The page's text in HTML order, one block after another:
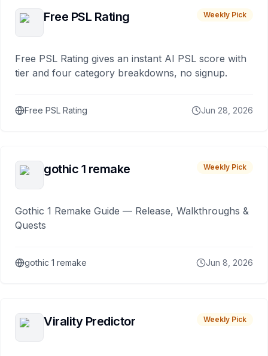
Free PSL Rating Weekly Pick
Free PSL Rating gives an instant AI PSL score with
tier and four category breakdowns, no signup.
Free PSL Rating Jun 28, 2026
gothic 1 remake Weekly Pick
Gothic 1 Remake Guide — Release, Walkthroughs &
Quests
gothic 1 remake Jun 8, 2026
Virality Predictor Weekly Pick